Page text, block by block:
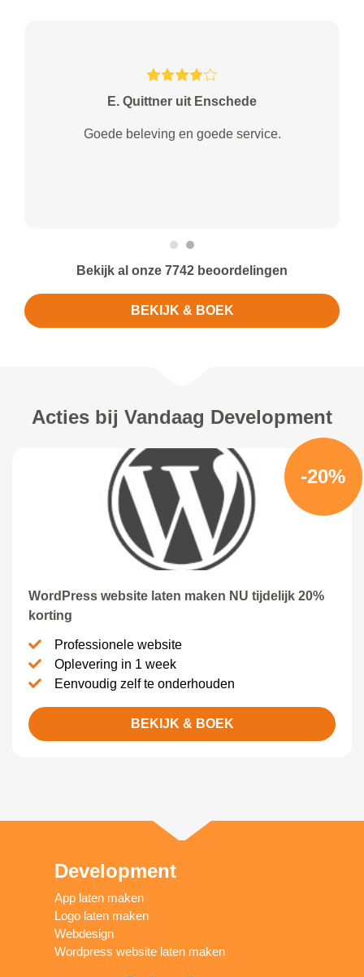
E. Quittner uit Enschede
Goede beleving en goede service.
Bekijk al onze 7742 beoordelingen
BEKIJK & BOEK
Acties bij Vandaag Development
-20%
WordPress website laten maken NU tijdelijk 20%
korting
Professionele website
Oplevering in 1 week
Eenvoudig zelf te onderhouden
BEKIJK & BOEK
Development
App laten maken
Logo laten maken
Webdesign
Wordpress website laten maken